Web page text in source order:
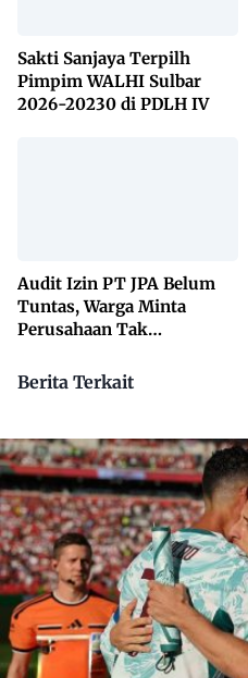
Sakti Sanjaya Terpilh
Pimpim WALHI Sulbar
2026-20230 di PDLH IV
Audit Izin PT JPA Belum
Tuntas, Warga Minta
Perusahaan Tak
Berita Terkait